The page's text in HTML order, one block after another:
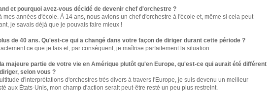
et pourquoi avez-vous décidé de devenir chef d'orchestre ?
mes années d'école. À 14 ans, nous avions un chef d'orchestre à l'école et, même si cela peut
je savais déjà que je pouvais faire mieux !
de 40 ans. Qu'est-ce qui a changé dans votre façon de diriger durant cette période ?
ce que je fais et, par conséquent, je maîtrise parfaitement la situation.
majeure partie de votre vie en Amérique plutôt qu'en Europe, qu'est-ce qui aurait été différent
selon vous ?
d'interprétations d'orchestres très divers à travers l'Europe, je suis devenu un meilleur
aux États-Unis, mon champ d'action serait peut-être resté un peu plus restreint.